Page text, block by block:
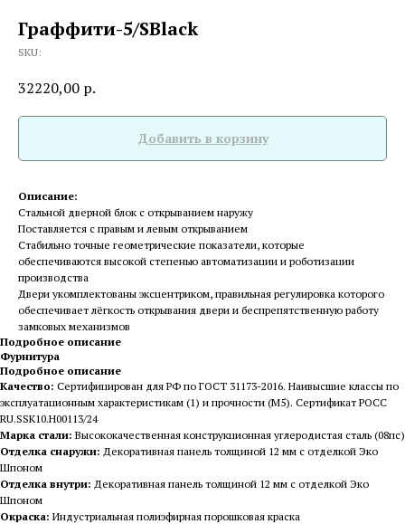
Граффити-5/SBlack
SKU:
32220,00 р.
Добавить в корзину
Описание:
Стальной дверной блок с открыванием наружу
Поставляется с правым и левым открыванием
Стабильно точные геометрические показатели, которые
обеспечиваются высокой степенью автоматизации и роботизации
производства
Двери укомплектованы эксцентриком, правильная регулировка которого
обеспечивает лёгкость открывания двери и беспрепятственную работу
замковых механизмов
Подробное описание
Фурнитура
Подробное описание
Качество: Сертифицирован для РФ по ГОСТ 31173-2016. Наивысшие классы по
эксплуатационным характеристикам (1) и прочности (М5). Сертификат POCC
RU.SSK10.H00113/24
Марка стали: Высококачественная конструкционная углеродистая сталь (08пс)
Отделка снаружи: Декоративная панель толщиной 12 мм с отделкой Эко
Шпоном
Отделка внутри: Декоративная панель толщиной 12 мм с отделкой Эко
Шпоном
Окраска: Индустриальная полиэфирная порошковая краска